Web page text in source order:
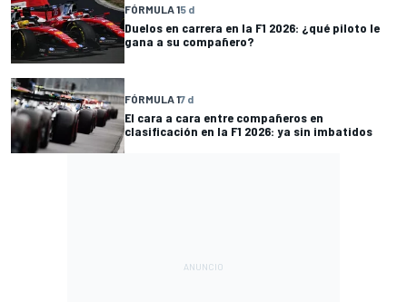
FÓRMULA 15 d
Duelos en carrera en la F1 2026: ¿qué piloto le
gana a su compañero?
FÓRMULA 17 d
El cara a cara entre compañeros en
clasificación en la F1 2026: ya sin imbatidos